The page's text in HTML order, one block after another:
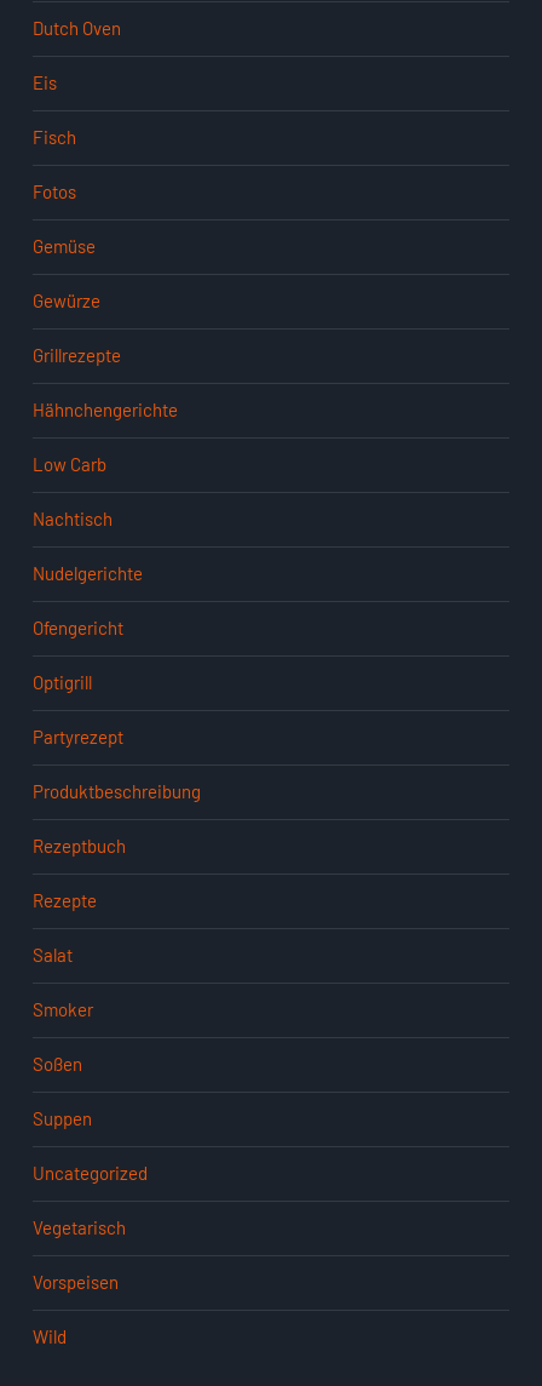
Dutch Oven
Eis
Fisch
Fotos
Gemüse
Gewürze
Grillrezepte
Hähnchengerichte
Low Carb
Nachtisch
Nudelgerichte
Ofengericht
Optigrill
Partyrezept
Produktbeschreibung
Rezeptbuch
Rezepte
Salat
Smoker
Soßen
Suppen
Uncategorized
Vegetarisch
Vorspeisen
Wild